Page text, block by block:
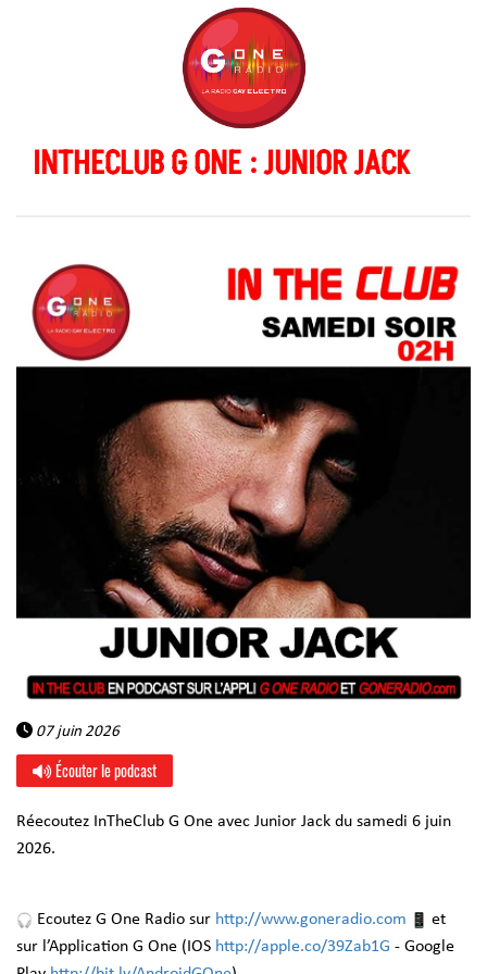
INTHECLUB G ONE : JUNIOR JACK
07 juin 2026
Écouter le podcast
Réecoutez InTheClub G One avec Junior Jack du samedi 6 juin
2026.
Ecoutez G One Radio sur http://www.goneradio.com
et
sur l’Application G One (IOS http://apple.co/39Zab1G - Google